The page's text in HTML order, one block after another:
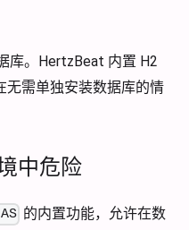
库。HertzBeat 内置 H2
无需单独安装数据库的情
中危险
的内置功能，允许在数